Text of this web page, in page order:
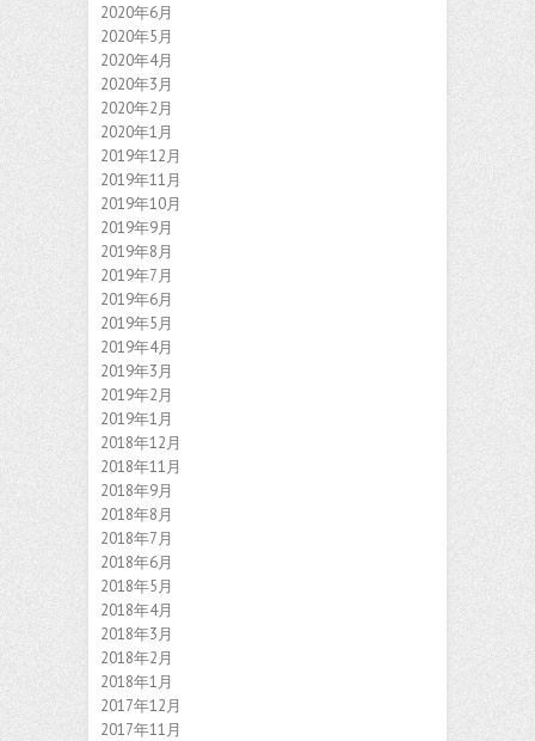
2020年6月
2020年5月
2020年4月
2020年3月
2020年2月
2020年1月
2019年12月
2019年11月
2019年10月
2019年9月
2019年8月
2019年7月
2019年6月
2019年5月
2019年4月
2019年3月
2019年2月
2019年1月
2018年12月
2018年11月
2018年9月
2018年8月
2018年7月
2018年6月
2018年5月
2018年4月
2018年3月
2018年2月
2018年1月
2017年12月
2017年11月